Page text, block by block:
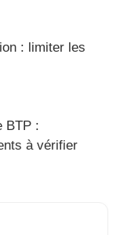
: limiter les
BTP :
à vérifier